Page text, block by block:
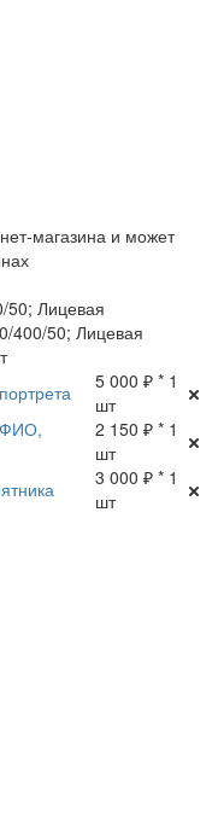
магазина и может
400/50; Лицевая
5 000 ₽ * 1
шт
ФИО,
2 150 ₽ * 1
шт
3 000 ₽ * 1
шт